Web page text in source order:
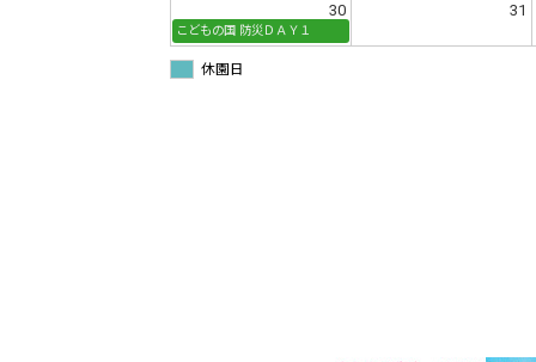
30 31
こどもの国 防災ＤＡＹ１
休園日